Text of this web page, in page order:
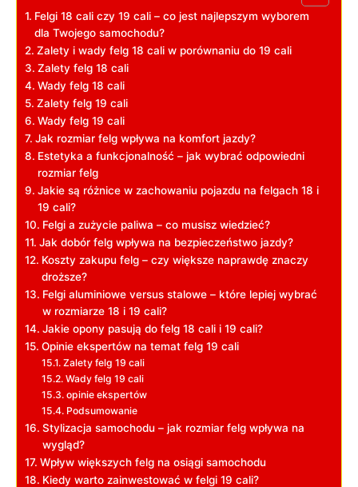
Felgi 18 cali czy 19 cali⁢ –⁢ co jest najlepszym ⁢wyborem
⁣dla Twojego samochodu?
Zalety i wady felg⁤ 18 cali w porównaniu do 19 cali
Zalety ⁢felg 18 ‍cali
Wady felg 18 cali
Zalety‌ felg 19‌ cali
Wady felg ​19 cali
Jak rozmiar felg‌ wpływa na komfort jazdy?
Estetyka ​a ⁢funkcjonalność – ‌jak wybrać odpowiedni
rozmiar felg
Jakie są⁣ różnice w zachowaniu pojazdu ‌na felgach 18 i
19 cali?
Felgi a⁣ zużycie⁤ paliwa – co musisz wiedzieć?
Jak dobór felg wpływa na bezpieczeństwo‍ jazdy?
Koszty zakupu felg – ⁤czy większe naprawdę ⁤znaczy
droższe?
Felgi aluminiowe versus stalowe – które ‌lepiej ⁢wybrać
w rozmiarze ⁢18 i 19 cali?
Jakie opony pasują do felg 18 cali i⁤ 19⁢ cali?
Opinie ekspertów na temat felg 19 cali
Zalety ⁢felg‌ 19⁣ cali
Wady ‍felg 19 cali
opinie ekspertów
Podsumowanie
Stylizacja⁢ samochodu‍ – ⁢jak ⁣rozmiar felg ⁢wpływa na
wygląd?
Wpływ większych⁢ felg na osiągi samochodu
Kiedy warto‌ zainwestować w felgi 19⁢ cali?